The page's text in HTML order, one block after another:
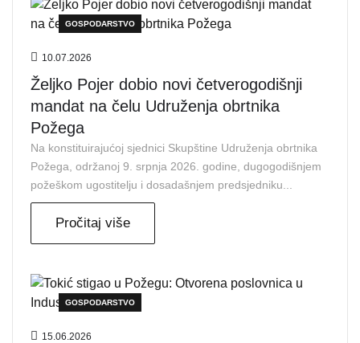
GOSPODARSTVO
10.07.2026
Željko Pojer dobio novi četverogodišnji
mandat na čelu Udruženja obrtnika
Požega
Na konstituirajućoj sjednici Skupštine Udruženja obrtnika
Požega, održanoj 9. srpnja 2026. godine, dugogodišnjem
požeškom ugostitelju i dosadašnjem predsjedniku...
Pročitaj više
GOSPODARSTVO
15.06.2026